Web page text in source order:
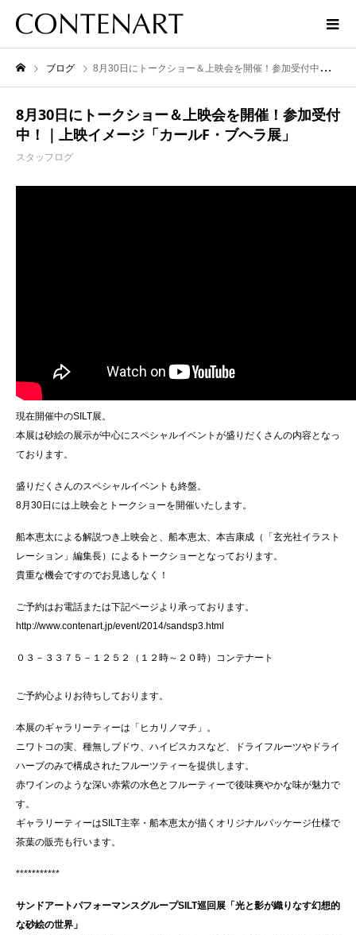
ブログ 8月30日にトークショー＆上映会を開催！参加受付中！｜上映イメージ「カールF・ブヘラ展」
8月30日にトークショー＆上映会を開催！参加受付
中！｜上映イメージ「カールF・ブヘラ展」
スタッフログ
現在開催中のSILT展。
本展は砂絵の展示が中心にスペシャルイベントが盛りだくさんの内容となっ
ております。
盛りだくさんのスペシャルイベントも終盤。
8月30日には上映会とトークショーを開催いたします。
船本恵太による解説つき上映会と、船本恵太、本吉康成（「玄光社イラスト
レーション」編集長）によるトークショーとなっております。
貴重な機会ですのでお見逃しなく！
ご予約はお電話または下記ページより承っております。
http://www.contenart.jp/event/2014/sandsp3.html
０３－３３７５－１２５２（１２時～２０時）コンテナート
ご予約心よりお待ちしております。
本展のギャラリーティーは「ヒカリノマチ」。
ニワトコの実、種無しブドウ、ハイビスカスなど、ドライフルーツやドライ
ハーブのみで構成されたフルーツティーを提供します。
赤ワインのような深い赤紫の水色とフルーティーで後味爽やかな味が魅力で
す。
ギャラリーティーはSILT主宰・船本恵太が描くオリジナルパッケージ仕様で
茶葉の販売も行います。
***********
サンドアートパフォーマンスグループSILT巡回展「光と影が織りなす幻想的
な砂絵の世界」